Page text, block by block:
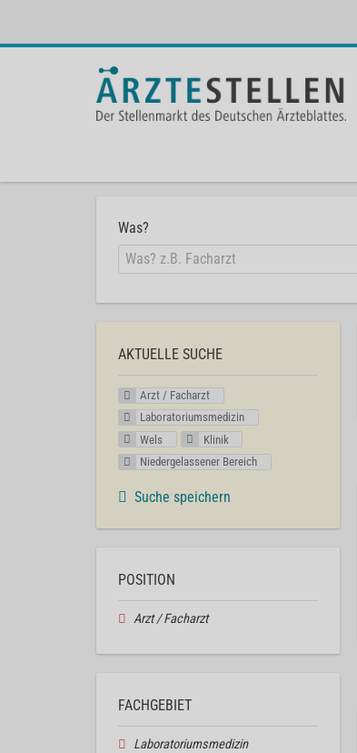
Was?
AKTUELLE SUCHE
Arzt / Facharzt
Laboratoriumsmedizin
Wels
Klinik
Niedergelassener Bereich
Suche speichern
POSITION
Arzt / Facharzt
FACHGEBIET
Laboratoriumsmedizin